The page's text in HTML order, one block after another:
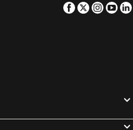
Facebook
Twitter